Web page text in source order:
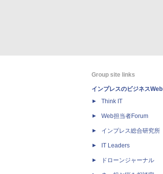
Group site links
インプレスのビジネスWeb
Think IT
Web担当者Forum
インプレス総合研究所
IT Leaders
ドローンジャーナル